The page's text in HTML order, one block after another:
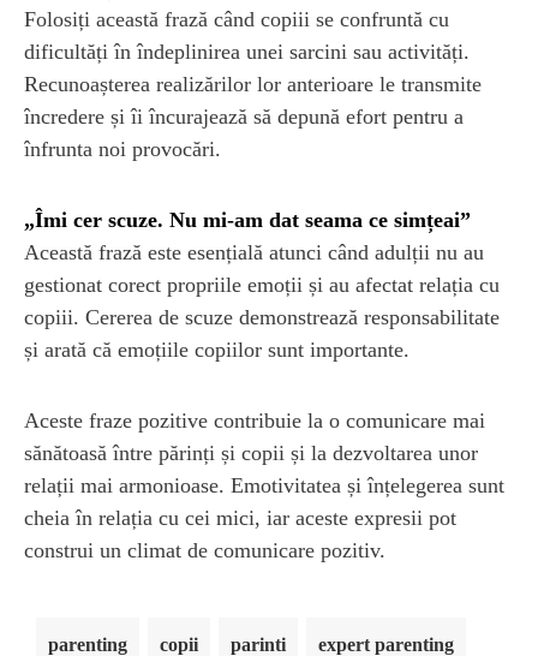
Folosiți această frază când copiii se confruntă cu
dificultăți în îndeplinirea unei sarcini sau activități.
Recunoașterea realizărilor lor anterioare le transmite
încredere și îi încurajează să depună efort pentru a
înfrunta noi provocări.
„Îmi cer scuze. Nu mi-am dat seama ce simțeai”
Această frază este esențială atunci când adulții nu au
gestionat corect propriile emoții și au afectat relația cu
copiii. Cererea de scuze demonstrează responsabilitate
și arată că emoțiile copiilor sunt importante.
Aceste fraze pozitive contribuie la o comunicare mai
sănătoasă între părinți și copii și la dezvoltarea unor
relații mai armonioase. Emotivitatea și înțelegerea sunt
cheia în relația cu cei mici, iar aceste expresii pot
construi un climat de comunicare pozitiv.
parenting copii parinti expert parenting